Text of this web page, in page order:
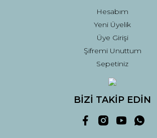
Hesabım
Yeni Üyelik
Üye Girişi
Şifremi Unuttum
Sepetiniz
BİZİ TAKİP EDİN